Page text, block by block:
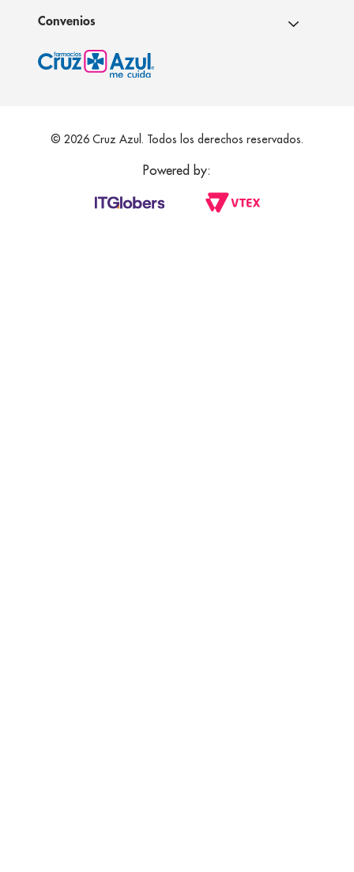
Convenios
© 2026 Cruz Azul. Todos los derechos reservados.
Powered by: